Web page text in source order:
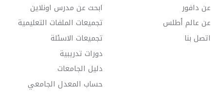
عن دافور
عن عالم أطلس
اتصل بنا
ابحث عن مدرس اونلاين
تجميعات الملفات التعليمية
تجميعات الاسئلة
دورات تدريبية
دليل الجامعات
حساب المعدل الجامعي